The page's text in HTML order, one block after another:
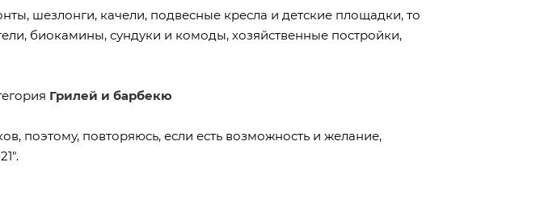
шезлонги, качели, подвесные кресла и детские площадки, то
биокамины, сундуки и комоды, хозяйственные постройки,
Грилей и барбекю
поэтому, повторяюсь, если есть возможность и желание,